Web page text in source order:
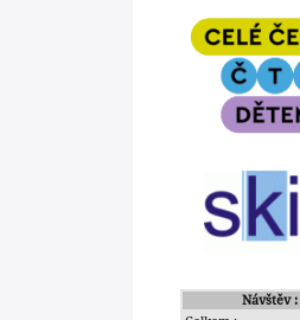
Návštěv :